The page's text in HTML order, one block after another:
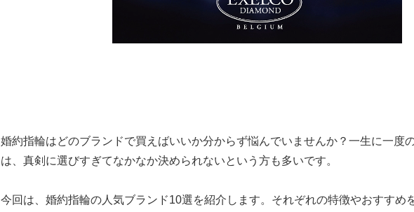
婚約指輪はどのブランドで買えばいいか分からず悩んでいませんか？一生に一度
は、真剣に選びすぎてなかなか決められないという方も多いです。
今回は、婚約指輪の人気ブランド10選を紹介します。それぞれの特徴やおすすめ